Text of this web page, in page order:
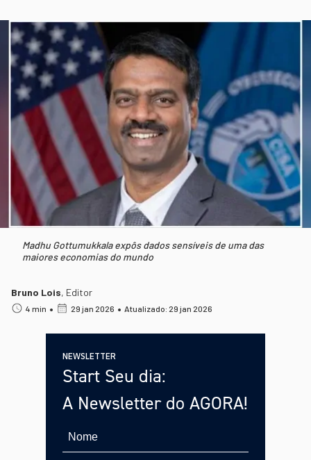
Madhu Gottumukkala expôs dados sensíveis de uma das
maiores economias do mundo
Bruno Lois, Editor
4 min • 29 jan 2026 • Atualizado: 29 jan 2026
NEWSLETTER
Start Seu dia:
A Newsletter do AGORA!